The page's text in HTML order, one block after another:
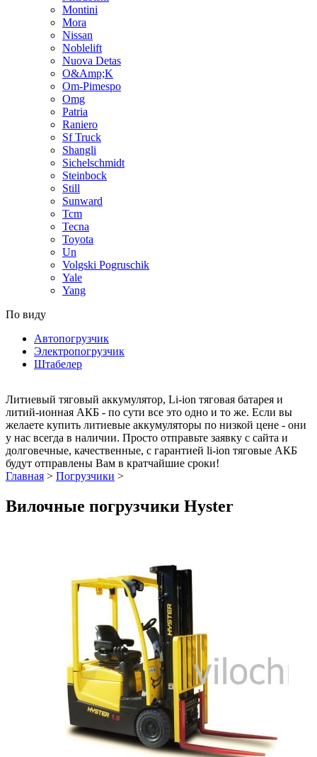
Montini
Mora
Nissan
Noblelift
Nuova Detas
O&Amp;K
Om-Pimespo
Omg
Patria
Raniero
Sf Truck
Shangli
Sichelschmidt
Steinbock
Still
Sunward
Tcm
Tecna
Toyota
Un
Volgski Pogruschik
Yale
Yang
По виду
Автопогрузчик
Электропогрузчик
Штабелер
Литиевый тяговый аккумулятор, Li-ion тяговая батарея и
литий-ионная АКБ - по сути все это одно и то же. Если вы
желаете купить литиевые аккумуляторы по низкой цене - они
у нас всегда в наличии. Просто отправьте заявку с сайта и
долговечные, качественные, с гарантией li-ion тяговые АКБ
будут отправлены Вам в кратчайшие сроки!
Главная > Погрузчики >
Вилочные погрузчики Hyster